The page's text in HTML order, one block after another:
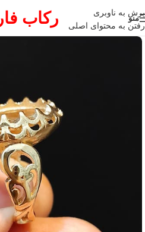
پرش به ناوبری
رفتن به محتوای اصلی
منو رکاب